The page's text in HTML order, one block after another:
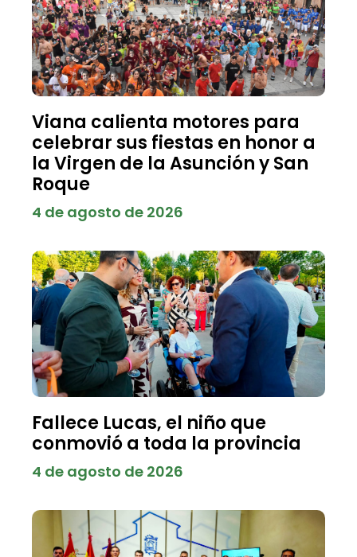
Viana calienta motores para
celebrar sus fiestas en honor a
la Virgen de la Asunción y San
Roque
4 de agosto de 2026
Fallece Lucas, el niño que
conmovió a toda la provincia
4 de agosto de 2026